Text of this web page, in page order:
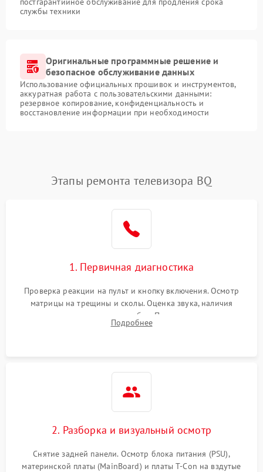
службы техники
Оригинальные программные решение и
безопасное обслуживание данных
Использование официальных прошивок и инструментов,
аккуратная работа с пользовательскими данными:
резервное копирование, конфиденциальность и
восстановление информации при необходимости
Этапы ремонта телевизора BQ
1. Первичная диагностика
Проверка реакции на пульт и кнопку включения. Осмотр
матрицы на трещины и сколы. Оценка звука, наличия
подсветки и индикаторов ошибок. Подключение тестовых
источников сигнала для выявления симптомов поломки.
Подробнее
2. Разборка и визуальный осмотр
Снятие задней панели. Осмотр блока питания (PSU),
материнской платы (MainBoard) и платы T-Con на вздутые